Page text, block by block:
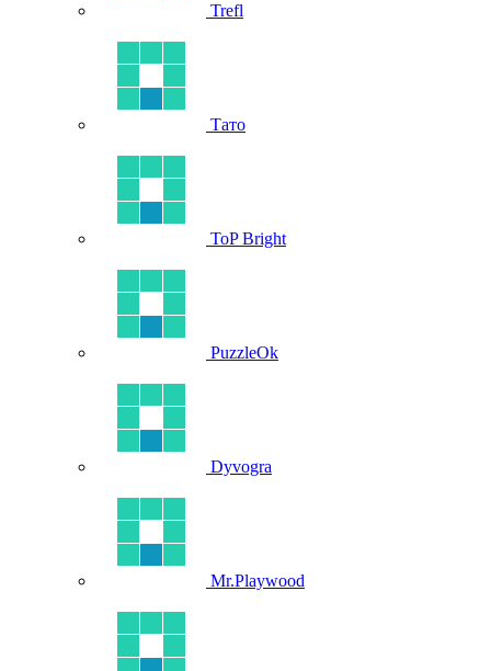
Trefl
Тато
ToP Bright
PuzzleOk
Dyvogra
Mr.Playwood